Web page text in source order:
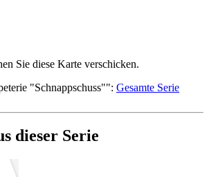
Sie diese Karte verschicken.
"Schnappschuss"": Gesamte Serie
dieser Serie